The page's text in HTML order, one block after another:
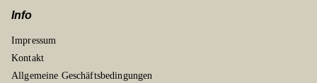
Info
Impressum
Kontakt
Allgemeine Geschäftsbedingungen